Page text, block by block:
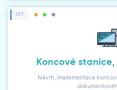
ICT
Koncové
Návrh, implementace